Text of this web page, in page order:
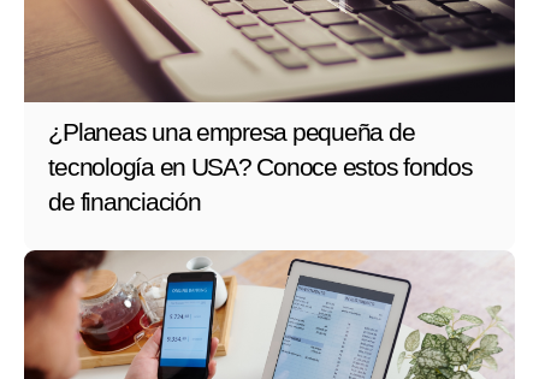
¿Planeas una empresa pequeña de
tecnología en USA? Conoce estos fondos
de financiación